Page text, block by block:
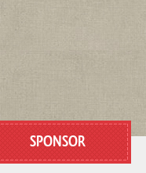
SPONSOR